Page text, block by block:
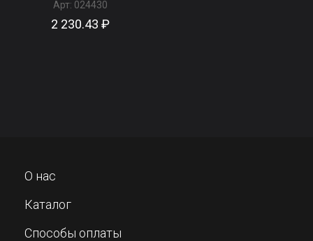
Арт: 024430
2 230.43 ₽
О нас
Каталог
Способы оплаты